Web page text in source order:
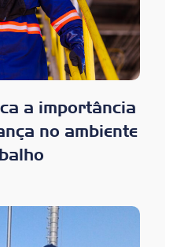
a importância
no ambiente